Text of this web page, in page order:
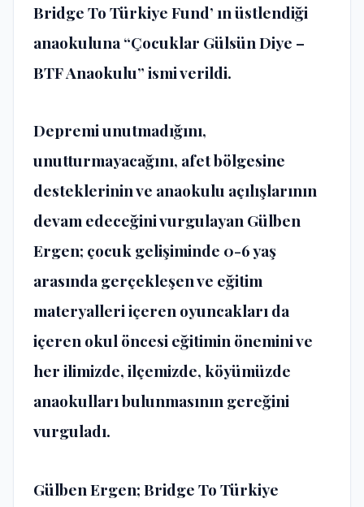
Bridge To Türkiye Fund’ ın üstlendiği
anaokuluna “Çocuklar Gülsün Diye –
BTF Anaokulu”ismi verildi.
Depremi unutmadığını,
unutturmayacağını, afet bölgesine
desteklerinin ve anaokulu açılışlarının
devam edeceğini vurgulayan Gülben
Ergen; çocuk gelişiminde 0-6 yaş
arasında gerçekleşen ve eğitim
materyalleri içeren oyuncakları da
içeren okul öncesi eğitimin önemini ve
her ilimizde, ilçemizde, köyümüzde
anaokulları bulunmasının gereğini
vurguladı.
Gülben Ergen; Bridge To Türkiye